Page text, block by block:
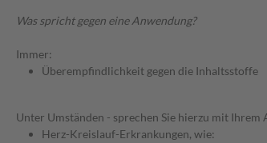
Was spricht gegen eine Anwendung?
Immer:
Überempfindlichkeit gegen die Inhaltsstoffe
Unter Umständen - sprechen Sie hierzu mit
Herz-Kreislauf-Erkrankungen, wie: